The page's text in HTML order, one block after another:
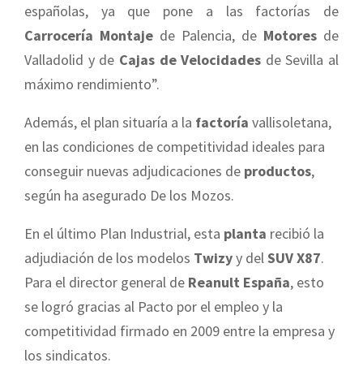
españolas, ya que pone a las factorías de
Carrocería Montaje de Palencia, de Motores de
Valladolid y de Cajas de Velocidades de Sevilla al
máximo rendimiento”.
Además, el plan situaría a la factoría vallisoletana,
en las condiciones de competitividad ideales para
conseguir nuevas adjudicaciones de productos,
según ha asegurado De los Mozos.
En el último Plan Industrial, esta planta recibió la
adjudiación de los modelos Twizyy del SUV X87.
Para el director general de Reanult España, esto
se logró gracias al Pacto por el empleo y la
competitividad firmado en 2009 entre la empresa y
los sindicatos.